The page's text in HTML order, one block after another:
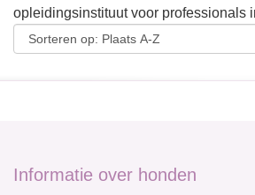
opleidingsinstituut voor professionals
Informatie over honden